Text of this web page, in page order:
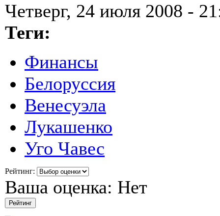
Четверг, 24 июля 2008 -
Теги:
Финансы
Белоруссия
Венесуэла
Лукашенко
Уго Чавес
Рейтинг:
Ваша оценка: Нет